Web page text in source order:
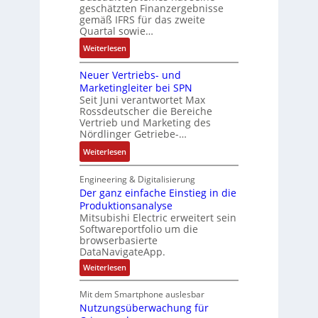
a
u
:
P
o
s
i
t
i
v
e
M
o
m
e
n
t
a
u
f
n
h
m
d
e
r
u
l
a
t
i
o
n
d
e
r
F
a
b
r
i
k
y
s
t
e
m
t
e
c
h
n
k
G
s
c
h
ä
f
t
s
f
geschätzten Finanzergebnisse
gemäß IFRS für das zweite
Quartal sowie…
Weiterlesen:
D
a
s
s
a
u
l
t
S
y
s
t
è
m
e
s
:
2
Neuer Vertriebs- und
Marketingleiter bei SPN
Seit Juni verantwortet Max
Rossdeutscher die Bereiche
Vertrieb und Marketing des
Nördlinger Getriebe-…
Weiterlesen:
N
e
u
e
r
V
e
r
t
i
e
Engineering & Digitalisierung
Der ganz einfache Einstieg in die
Produktionsanalyse
Mitsubishi Electric erweitert sein
Softwareportfolio um die
browserbasierte
DataNavigateApp.
Weiterlesen:
D
r
g
Mit dem Smartphone auslesbar
Nutzungsüberwachung für